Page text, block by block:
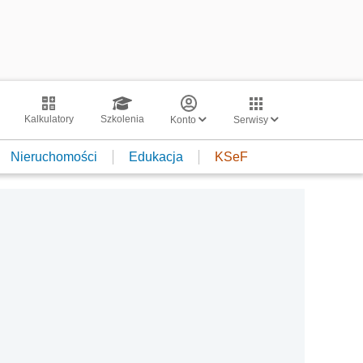
Kalkulatory Szkolenia Konto Serwisy
Nieruchomości Edukacja KSeF